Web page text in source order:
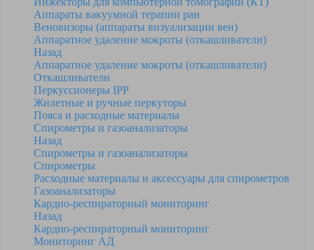
Аппараты вакуумной терапии ран
Веновизоры (аппараты визуализации вен)
Аппаратное удаление мокроты (откашливатели)
Назад
Аппаратное удаление мокроты (откашливатели)
Откашливатели
Перкуссионеры IPP
Жилетные и ручные перкуторы
Пояса и расходные материалы
Спирометры и газоанализаторы
Назад
Спирометры и газоанализаторы
Спирометры
Расходные материалы и аксессуары для спирометров
Газоанализаторы
Кардио-респираторный мониторинг
Назад
Кардио-респираторный мониторинг
Мониторинг АД